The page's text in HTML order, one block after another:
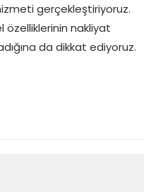
gerçekleştiriyoruz.
özelliklerinin nakliyat
da dikkat ediyoruz.